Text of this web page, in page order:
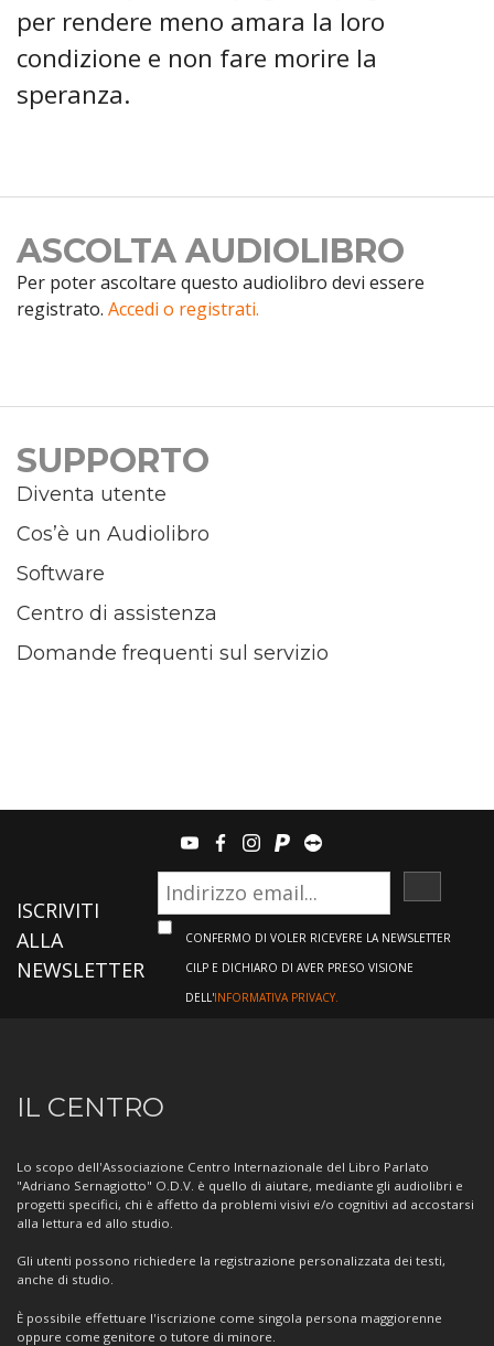
per rendere meno amara la loro
condizione e non fare morire la
speranza.
ASCOLTA AUDIOLIBRO
Per poter ascoltare questo audiolibro devi essere
registrato. Accedi o registrati.
SUPPORTO
Diventa utente
Cos’è un Audiolibro
Software
Centro di assistenza
Domande frequenti sul servizio
youtubefacebook
instagram
paypalteamviewer
ISCRIVITI
ALLA
NEWSLETTER
CONFERMO DI VOLER RICEVERE LA NEWSLETTER
CILP E DICHIARO DI AVER PRESO VISIONE
DELL'INFORMATIVA PRIVACY.
Informazioni
sul
Centro
IL CENTRO
Lo scopo dell'Associazione Centro Internazionale del Libro Parlato
"Adriano Sernagiotto" O.D.V. è quello di aiutare, mediante gli audiolibri e
progetti specifici, chi è affetto da problemi visivi e/o cognitivi ad accostarsi
alla lettura ed allo studio.
Gli utenti possono richiedere la registrazione personalizzata dei testi,
anche di studio.
È possibile effettuare l'iscrizione come singola persona maggiorenne
oppure come genitore o tutore di minore.